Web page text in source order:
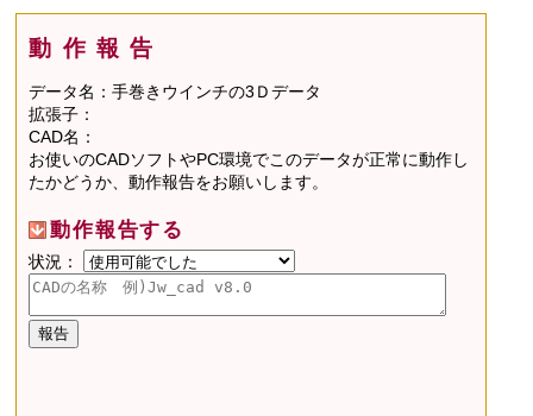
動作報告
データ名：手巻きウインチの3Ｄデータ
拡張子：
CAD名：
お使いのCADソフトやPC環境でこのデータが正常に動作し
たかどうか、動作報告をお願いします。
動作報告する
状況：